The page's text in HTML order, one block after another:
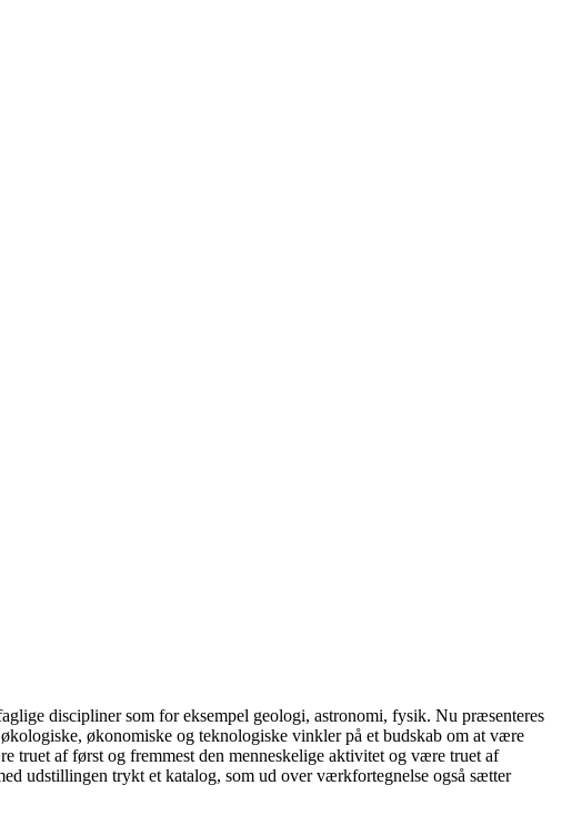
discipliner som for eksempel geologi, astronomi, fysik. Nu præsenteres
økonomiske og teknologiske vinkler på et budskab om at være
truet af først og fremmest den menneskelige aktivitet og være truet af
udstillingen trykt et katalog, som ud over værkfortegnelse også sætter